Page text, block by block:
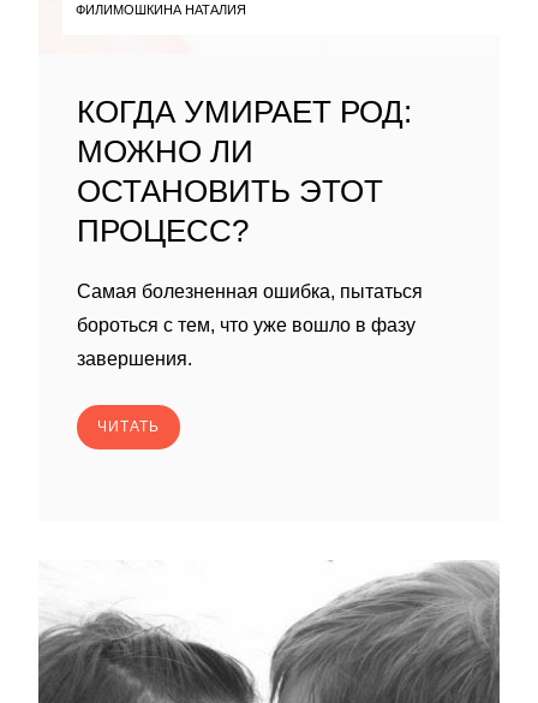
ФИЛИМОШКИНА НАТАЛИЯ
КОГДА УМИРАЕТ РОД:
МОЖНО ЛИ
ОСТАНОВИТЬ ЭТОТ
ПРОЦЕСС?
Самая болезненная ошибка, пытаться
бороться с тем, что уже вошло в фазу
завершения.
ЧИТАТЬ